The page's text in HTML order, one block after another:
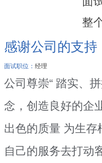
整
感谢公司的支持
面试职位： 经理
公司尊崇“ 踏实、
念，创造良好的企
出色的质量 为生
自己的服务去打动